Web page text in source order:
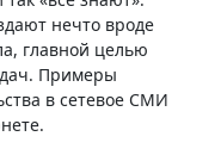
нечто вроде
главной целью
Примеры
в сетевое СМИ